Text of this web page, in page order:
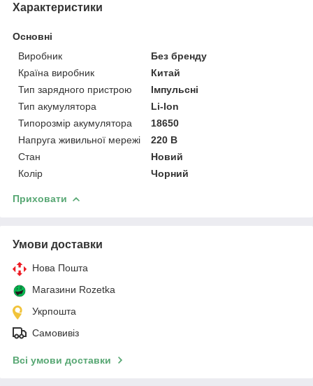
Характеристики
Основні
Виробник
Без бренду
Країна виробник
Китай
Тип зарядного пристрою
Імпульсні
Тип акумулятора
Li-Ion
Типорозмір акумулятора
18650
Напруга живильної мережі
220 В
Стан
Новий
Колір
Чорний
Приховати
Умови доставки
Нова Пошта
Магазини Rozetka
Укрпошта
Самовивіз
Всі умови доставки